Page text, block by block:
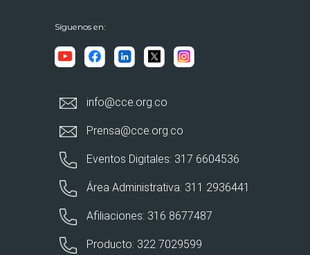
Síguenos en:
info@cce.org.co
Prensa@cce.org.co
Eventos Digitales: 317 6604536
Área Administrativa: 311 2936441
Afiliaciones: 316 8677487
Producto: 322 7029599